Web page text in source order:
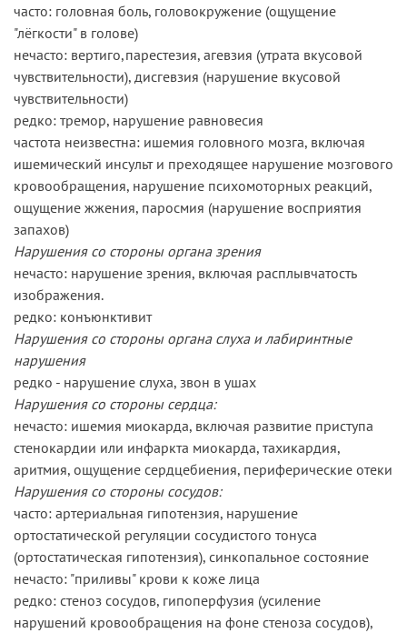
часто: головная боль, головокружение (ощущение
"лёгкости" в голове)
нечасто: вертиго,парестезия, агевзия (утрата вкусовой
чувствительности), дисгевзия (нарушение вкусовой
чувствительности)
редко: тремор, нарушение равновесия
частота неизвестна: ишемия головного мозга, включая
ишемический инсульт и преходящее нарушение мозгового
кровообращения, нарушение психомоторных реакций,
ощущение жжения, паросмия (нарушение восприятия
запахов)
Нарушения со стороны органа зрения
нечасто: нарушение зрения, включая расплывчатость
изображения.
редко: конъюнктивит
Нарушения со стороны органа слуха и лабиринтные
нарушения
редко - нарушение слуха, звон в ушах
Нарушения со стороны сердца:
нечасто: ишемия миокарда, включая развитие приступа
стенокардии или инфаркта миокарда, тахикардия,
аритмия, ощущение сердцебиения, периферические отеки
Нарушения со стороны сосудов:
часто: артериальная гипотензия, нарушение
ортостатической регуляции сосудистого тонуса
(ортостатическая гипотензия), синкопальное состояние
нечасто: "приливы" крови к коже лица
редко: стеноз сосудов, гипоперфузия (усиление
нарушений кровообращения на фоне стеноза сосудов),